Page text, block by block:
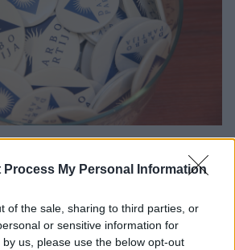
Process My Personal Information
of the sale, sharing to third parties, or
or sensitive information for
us, please use the below opt-out
įkūrėjas –Viktoras
kovo mėnesį Europos
ikiteisminį tyrimą dėl galimo ES
partijos būstinėje atliktos